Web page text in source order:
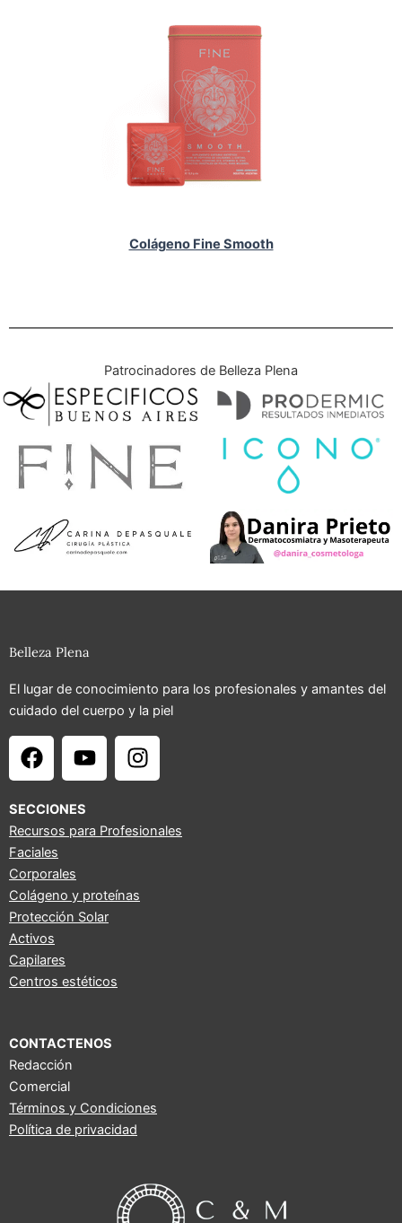
Colágeno Fine Smooth
Patrocinadores de Belleza Plena
Belleza Plena
El lugar de conocimiento para los profesionales y amantes del
cuidado del cuerpo y la piel
F
a
e
b
o
o
k
Y
o
t
u
I
n
a
a
SECCIONES
Recursos para Profesionales
Faciales
Corporales
Colágeno y proteínas
Protección Solar
Activos
Capilares
Centros estéticos
CONTACTENOS
Redacción
Comercial
Términos y Condiciones
Política de privacidad